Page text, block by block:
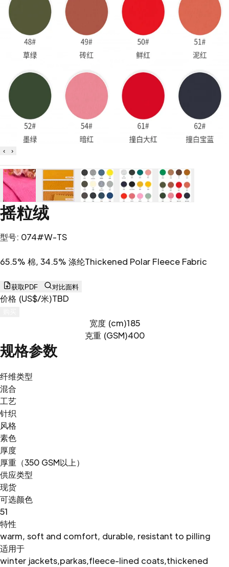
‹ ›
摇粒绒
型号: 074#W-TS
65.5% 棉, 34.5% 涤纶Thickened Polar Fleece Fabric
获取PDF 对比面料
价格 (US$/米)TBD
宽度 (cm)185
克重 (GSM)400
规格参数
纤维类型
混合
工艺
针织
风格
素色
厚度
厚重（350 GSM以上）
供应类型
现货
可选颜色
51
特性
warm, soft and comfort, durable, resistant to pilling
适用于
winter jackets,parkas,fleece-lined coats,thickened